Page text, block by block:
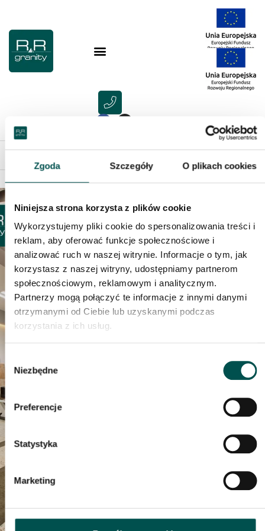
Zgoda Szczegóły O plikach cookies
Niniejsza strona korzysta z plików cookie
Wykorzystujemy pliki cookie do spersonalizowania treści i
reklam, aby oferować funkcje społecznościowe i
analizować ruch w naszej witrynie. Informacje o tym, jak
korzystasz z naszej witryny, udostępniamy partnerom
społecznościowym, reklamowym i analitycznym.
Partnerzy mogą połączyć te informacje z innymi danymi
otrzymanymi od Ciebie lub uzyskanymi podczas
korzystania z ich usług.
zgody
Niezbędne
Preferencje
Statystyka
Marketing
Kamień to nasza